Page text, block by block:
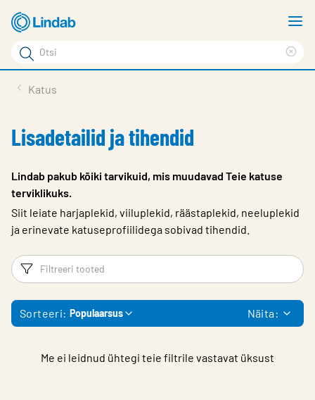
Mine
põhisisu
juurde
Otsi
Otsi
Meist
Logi sisse
Choose languge
Estonia
Katus
Lisadetailid ja tihendid
Lindab pakub kõiki tarvikuid, mis muudavad Teie katuse
terviklikuks.
Siit leiate harjaplekid, viiluplekid, räästaplekid, neeluplekid
ja erinevate katuseprofiilidega sobivad tihendid.
Filtrid
Sorteeri: Populaarsus Näita:
Me ei leidnud ühtegi teie filtrile vastavat üksust